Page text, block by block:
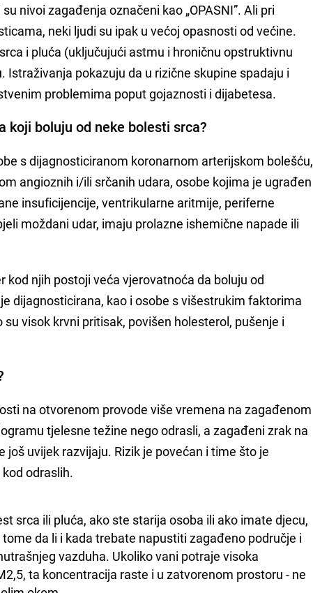
nivoi zagađenja označeni kao „OPASNI”. Ali pri
neki ljudi su ipak u većoj opasnosti od većine.
i pluća (uključujući astmu i hroničnu opstruktivnu
Istraživanja pokazuju da u rizične skupine spadaju i
problemima poput gojaznosti i dijabetesa.
koji boluju od neke bolesti srca?
s dijagnosticiranom koronarnom arterijskom bolešću,
angioznih i/ili srčanih udara, osobe kojima je ugrađen
insuficijencije, ventrikularne aritmije, periferne
moždani udar, imaju prolazne ishemične napade ili
kod njih postoji veća vjerovatnoća da boluju od
dijagnosticirana, kao i osobe s višestrukim faktorima
visok krvni pritisak, povišen holesterol, pušenje i
na otvorenom provode više vremena na zagađenom
tjelesne težine nego odrasli, a zagađeni zrak na
uvijek razvijaju. Rizik je povećan i time što je
odraslih.
srca ili pluća, ako ste starija osoba ili ako imate djecu,
da li i kada trebate napustiti zagađeno područje i
vazduha. Ukoliko vani potraje visoka
ta koncentracija raste i u zatvorenom prostoru - ne